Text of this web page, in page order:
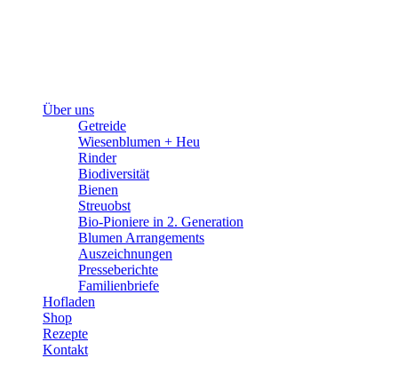
Über uns
Getreide
Wiesen­­blumen + Heu
Rinder
Bio­­diversität
Bienen
Streuobst
Bio-Pioniere in 2. Generation
Blumen Arrangements
Auszeichnungen
Presseberichte
Familienbriefe
Hofladen
Shop
Rezepte
Kontakt